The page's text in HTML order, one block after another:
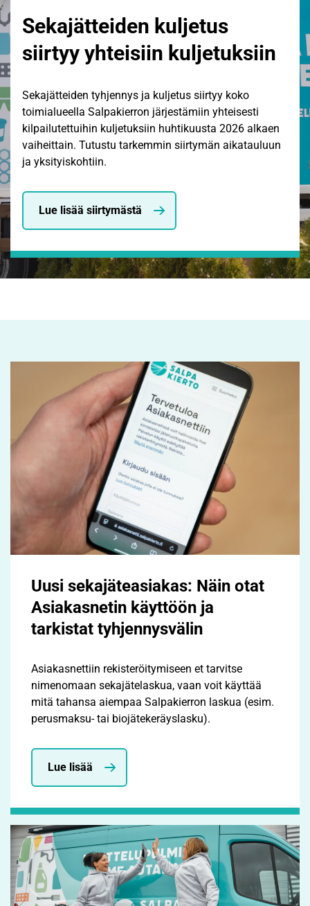
Sekajätteiden kuljetus
siirtyy yhteisiin kuljetuksiin
Sekajätteiden tyhjennys ja kuljetus siirtyy koko
toimialueella Salpakierron järjestämiin yhteisesti
kilpailutettuihin kuljetuksiin huhtikuusta 2026 alkaen
vaiheittain. Tutustu tarkemmin siirtymän aikatauluun
ja yksityiskohtiin.
Lue lisää siirtymästä
Uusi sekajäteasiakas: Näin otat
Asiakasnetin käyttöön ja
tarkistat tyhjennysvälin
Asiakasnettiin rekisteröitymiseen et tarvitse
nimenomaan sekajätelaskua, vaan voit käyttää
mitä tahansa aiempaa Salpakierron laskua (esim.
perusmaksu- tai biojätekeräyslasku).
Lue lisää